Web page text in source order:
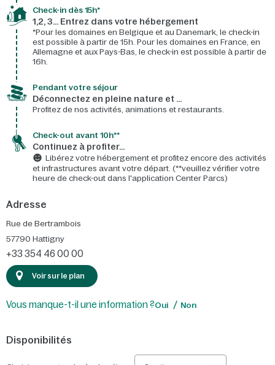
Check-in dès 15h*​
1,2, 3… Entrez dans votre hébergement
*Pour les domaines en Belgique et au Danemark, le check-in
est possible à partir de 15h. Pour les domaines en France, en
Allemagne et aux Pays-Bas, le check-in est possible à partir de
16h.
Pendant votre séjour
Déconnectez en pleine nature et …
Profitez de nos activités, animations et restaurants.
Check-out avant 10h**
Continuez à profiter…
Libérez votre hébergement et profitez encore des activités
et infrastructures avant votre départ. (**veuillez vérifier votre
heure de check-out dans l'application Center Parcs)
Adresse
Rue de Bertrambois
57790 Hattigny
+33 354 46 00 00
Voir sur le plan
Vous manque-t-il une information ?Oui Non
Disponibilités